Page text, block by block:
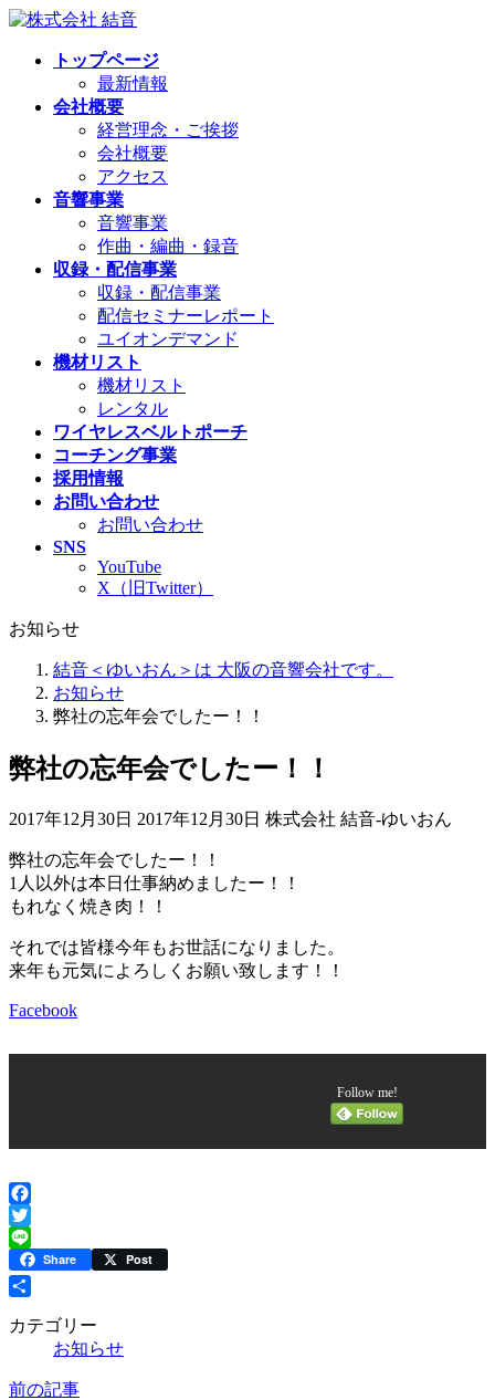
コ
ナ
トップページ
最新情報
会社概要
経営理念・ご挨拶
会社概要
アクセス
音響事業
音響事業
作曲・編曲・録音
収録・配信事業
収録・配信事業
配信セミナーレポート
ユイオンデマンド
機材リスト
機材リスト
レンタル
ワイヤレスベルトポーチ
コーチング事業
採用情報
お問い合わせ
お問い合わせ
SNS
YouTube
X（旧Twitter）
お知らせ
結音＜ゆいおん＞は 大阪の音響会社です。
お知らせ
弊社の忘年会でしたー！！
弊社の忘年会でしたー！！
2017年12月30日 最
更
新
日
:
2017年12月30日 株式会社 結音-ゆいおん
弊社の忘年会でしたー！！
1人以外は本日仕事納めましたー！！
もれなく焼き肉！！
それでは皆様今年もお世話になりました。
来年も元気によろしくお願い致します！！
Facebook
Follow me!
Facebook
Twitter
Line Share Post
有
カテゴリー
お知らせ
前の記事